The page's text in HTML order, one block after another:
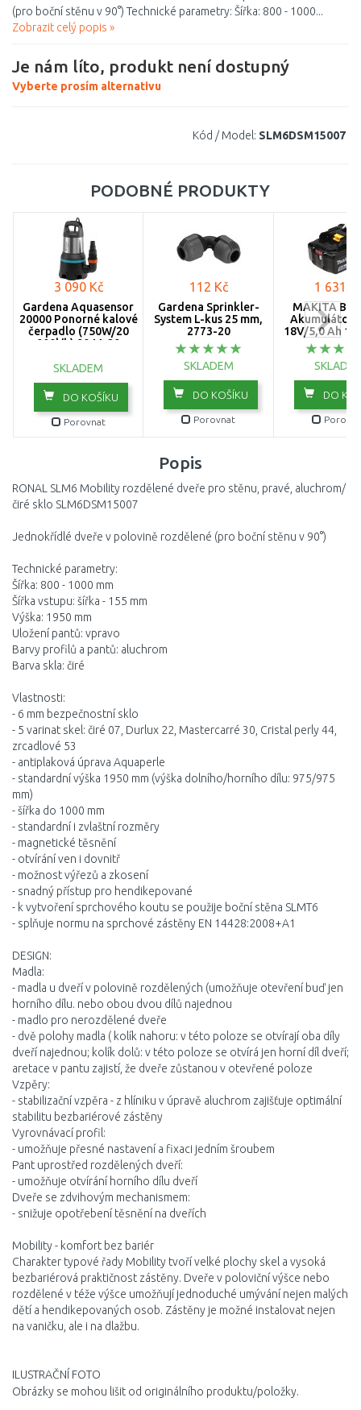
(pro boční stěnu v 90°) Technické parametry: Šířka: 800 - 1000...
Zobrazit celý popis »
Je nám líto, produkt není dostupný
Vyberte prosím alternativu
Kód / Model: SLM6DSM15007
PODOBNÉ PRODUKTY
3 090 Kč
Gardena Aquasensor
20000 Ponorné kalové
čerpadlo (750W/20
000l/h) 9044-20
SKLADEM
DO KOŠÍKU
Porovnat
112 Kč
Gardena Sprinkler-
System L-kus 25 mm,
2773-20
SKLADEM
DO KOŠÍKU
Porovnat
1 631
MAKITA
Akumulátor
18V/5,0 Ah
DO
Popis
RONAL SLM6 Mobility rozdělené dveře pro stěnu, pravé, aluchrom/
čiré sklo SLM6DSM15007
Jednokřídlé dveře v polovině rozdělené (pro boční stěnu v 90°)
Technické parametry:
Šířka: 800 - 1000 mm
Šířka vstupu: šířka - 155 mm
Výška: 1950 mm
Uložení pantů: vpravo
Barvy profilů a pantů: aluchrom
Barva skla: čiré
Vlastnosti:
- 6 mm bezpečnostní sklo
- 5 varinat skel: čiré 07, Durlux 22, Mastercarré 30, Cristal perly 44,
zrcadlové 53
- antiplaková úprava Aquaperle
- standardní výška 1950 mm (výška dolního/horního dílu: 975/975
mm)
- šířka do 1000 mm
- standardní i zvlaštní rozměry
- magnetické těsnění
- otvírání ven i dovnitř
- možnost výřezů a zkosení
- snadný přístup pro hendikepované
- k vytvoření sprchového koutu se použije boční stěna SLMT6
- splňuje normu na sprchové zástěny EN 14428:2008+A1
DESIGN:
Madla:
- madla u dveří v polovině rozdělených (umožňuje otevření buď jen
horního dílu. nebo obou dvou dílů najednou
- madlo pro nerozdělené dveře
- dvě polohy madla ( kolík nahoru: v této poloze se otvírají oba díly
dveří najednou; kolík dolů: v této poloze se otvírá jen horní díl dveří;
aretace v pantu zajistí, že dveře zůstanou v otevřené poloze
Vzpěry:
- stabilizační vzpěra - z hlíniku v úpravě aluchrom zajišťuje optimální
stabilitu bezbariérové zástěny
Vyrovnávací profil:
- umožňuje přesné nastavení a fixaci jedním šroubem
Pant uprostřed rozdělených dveří:
- umožňuje otvírání horního dílu dveří
Dveře se zdvihovým mechanismem:
- snižuje opotřebení těsnění na dveřích
Mobility - komfort bez bariér
Charakter typové řady Mobility tvoří velké plochy skel a vysoká
bezbariérová praktičnost zástěny. Dveře v poloviční výšce nebo
rozdělené v téže výšce umožňují jednoduché umývání nejen malých
dětí a hendikepovaných osob. Zástěny je možné instalovat nejen
na vaničku, ale i na dlažbu.
ILUSTRAČNÍ FOTO
Obrázky se mohou lišit od originálního produktu/položky.